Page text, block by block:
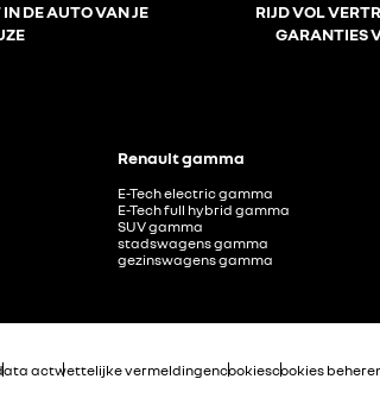
DE AUTO VAN JE
RIJD VOL
GARANTIES
Renault gamma
E-Tech electric gamma
E-Tech full hybrid gamma
SUV gamma
stadswagens gamma
gezinswagens gamma
actwettelijke vermeldingencookiescookies